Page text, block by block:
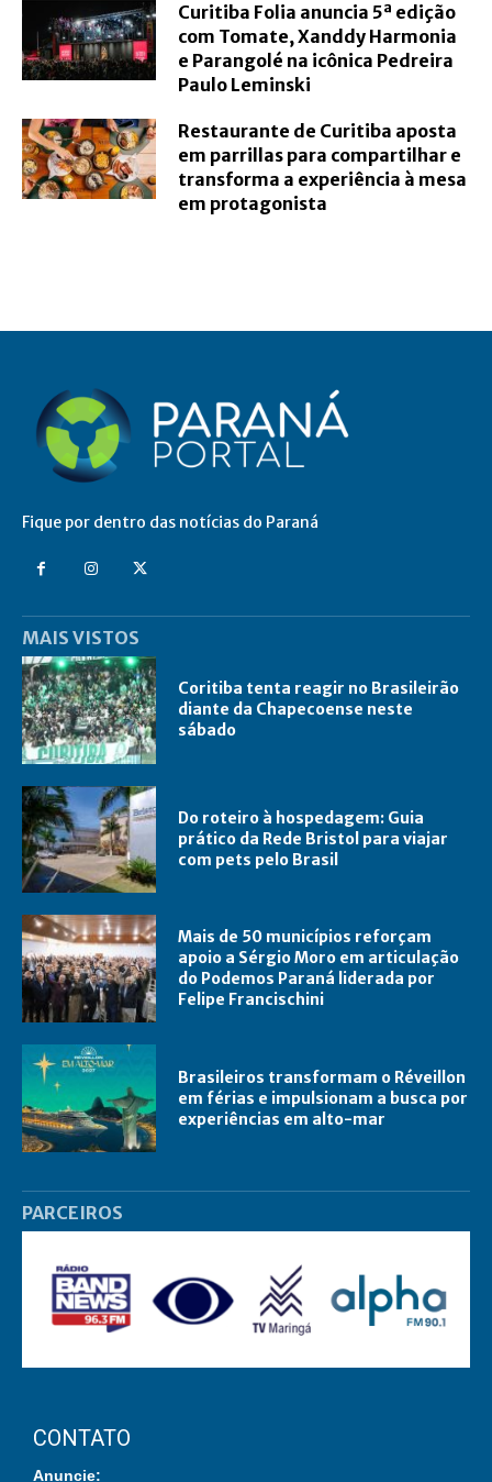
Curitiba Folia anuncia 5ª edição
com Tomate, Xanddy Harmonia
e Parangolé na icônica Pedreira
Paulo Leminski
Restaurante de Curitiba aposta
em parrillas para compartilhar e
transforma a experiência à mesa
em protagonista
Fique por dentro das notícias do Paraná
MAIS VISTOS
Coritiba tenta reagir no Brasileirão
diante da Chapecoense neste
sábado
Do roteiro à hospedagem: Guia
prático da Rede Bristol para viajar
com pets pelo Brasil
Mais de 50 municípios reforçam
apoio a Sérgio Moro em articulação
do Podemos Paraná liderada por
Felipe Francischini
Brasileiros transformam o Réveillon
em férias e impulsionam a busca por
experiências em alto-mar
PARCEIROS
CONTATO
Anuncie: